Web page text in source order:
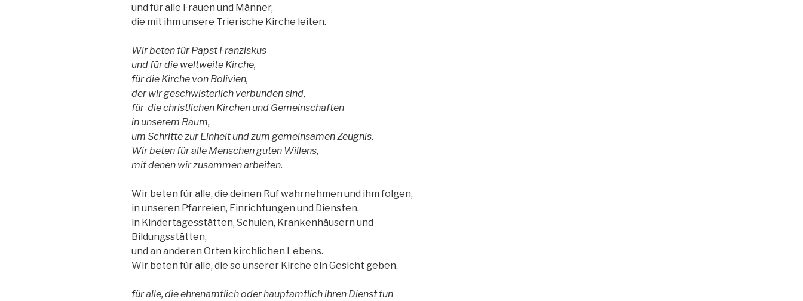
und für alle Frauen und Männer,
die mit ihm unsere Trierische Kirche leiten.
Wir beten für Papst Franziskus
und für die weltweite Kirche,
für die Kirche von Bolivien,
der wir geschwisterlich verbunden sind,
für die christlichen Kirchen und Gemeinschaften
in unserem Raum,
um Schritte zur Einheit und zum gemeinsamen Zeugnis.
Wir beten für alle Menschen guten Willens,
mit denen wir zusammen arbeiten.
Wir beten für alle, die deinen Ruf wahrnehmen und ihm folgen,
in unseren Pfarreien, Einrichtungen und Diensten,
in Kindertagesstätten, Schulen, Krankenhäusern und
Bildungsstätten,
und an anderen Orten kirchlichen Lebens.
Wir beten für alle, die so unserer Kirche ein Gesicht geben.
für alle, die ehrenamtlich oder hauptamtlich ihren Dienst tun